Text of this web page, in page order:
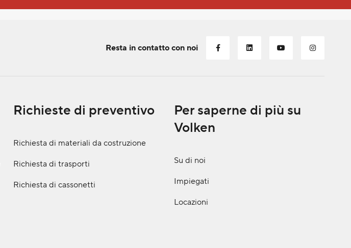
Resta in contatto con noi
Richieste di preventivo
Richiesta di materiali da costruzione
Richiesta di trasporti
Richiesta di cassonetti
Per saperne di più su
Volken
Su di noi
Impiegati
Locazioni